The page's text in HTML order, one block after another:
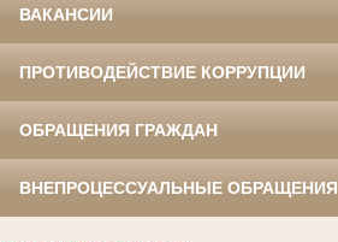
ВАКАНСИИ
ПРОТИВОДЕЙСТВИЕ КОРРУПЦИИ
ОБРАЩЕНИЯ ГРАЖДАН
ВНЕПРОЦЕССУАЛЬНЫЕ ОБРАЩЕНИЯ